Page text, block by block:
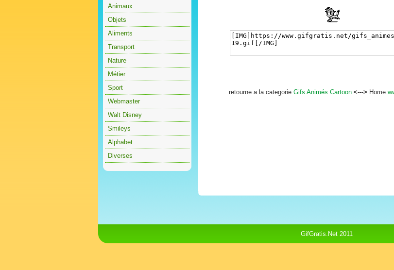
Animaux
Objets
Aliments
Transport
Nature
Métier
Sport
Webmaster
Walt Disney
Smileys
Alphabet
Diverses
retourne a la categorie Gifs Animés Cartoon <---> Home
GifGratis.Net 2011